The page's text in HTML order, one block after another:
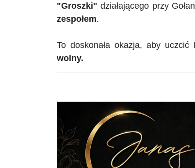
"Groszki" działającego przy
zespołem.
To doskonała okazja, aby
wolny.